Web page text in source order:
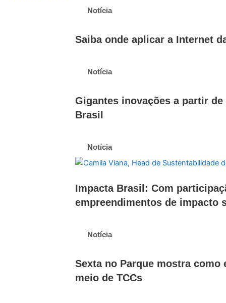
Notícia
Saiba onde aplicar a Internet
Notícia
Gigantes inovações a partir
Brasil
Notícia
Impacta Brasil: Com
empreendimentos de impacto
Notícia
Sexta no Parque mostra como
meio de TCCs